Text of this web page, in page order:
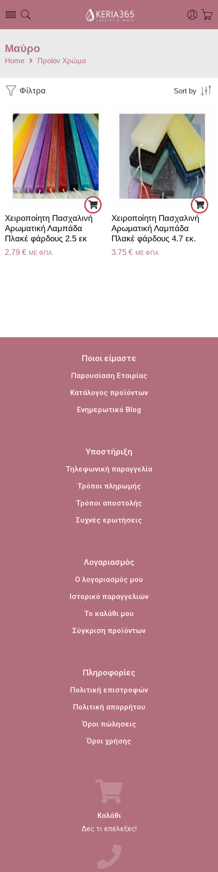
Μαύρο
Home Προϊόν Χρώμα
Φίλτρα Sort by
Χειροποίητη Πασχαλινή
Αρωματική Λαμπάδα
Πλακέ φάρδους 2.5 εκ
2.79 € ME ΦΠΑ
Χειροποίητη Πασχαλινή
Αρωματική Λαμπάδα
Πλακέ φάρδους 4.7 εκ.
3.75 € ME ΦΠΑ
Ποιοι είμαστε
Παρουσίαση Εταιρίας
Κατάλογος προϊόντων
Ενημερωτικό Blog
Υποστήριξη
Τηλεφωνική παραγγελία
Τρόποι πληρωμής
Τρόποι αποστολής
Συχνές ερωτήσεις
Λογαριασμός
Ο λογαριασμός μου
Ιστορικό παραγγελιών
Το καλάθι μου
Σύγκριση προϊόντων
Πληροφορίες
Πολιτική επιστροφών
Πολιτική απορρήτου
Όροι πώλησεις
Όροι χρήσης
Καλάθι
Δες τι επέλεξες!